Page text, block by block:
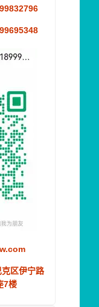
区伊宁路
7楼